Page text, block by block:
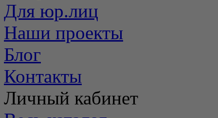
Для юр.лиц
Наши проекты
Блог
Контакты
Личный кабинет